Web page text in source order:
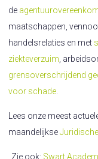
de
maatschappen,
handelsrelaties en met
ziekteverzuim ,
grensoverschrijdend
voor schade
Lees onze meest
maandelijkse
Zie ook: Swart